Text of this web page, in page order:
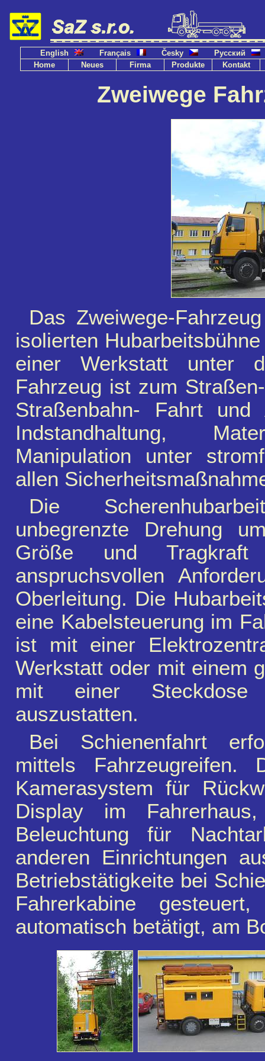
English Français Česky
Русский
Home
Neues Firma Produkte Kontakt
Zweiwege
Das Zweiwege-
isolierten
einer Werkstatt unter
Fahrzeug ist zum
Straßenbahn- Fahrt
Indstandhaltung,
Manipulation unter
allen
Die
unbegrenzte Drehung
Größe und
anspruchsvollen
Oberleitung. Die
eine Kabelsteuerung im
ist mit einer
Werkstatt oder mit einem
mit einer Steckdose
auszustatten.
Bei Schienenfahrt
mittels
Kamerasystem für
Display im Fahrerhaus,
Beleuchtung für
anderen Einrichtungen
Betriebstätigkeite bei
Fahrerkabine
automatisch betätigt, am